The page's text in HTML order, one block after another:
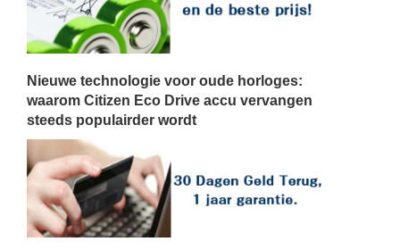
Nieuwe technologie voor oude horloges:
waarom Citizen Eco Drive accu vervangen
steeds populairder wordt